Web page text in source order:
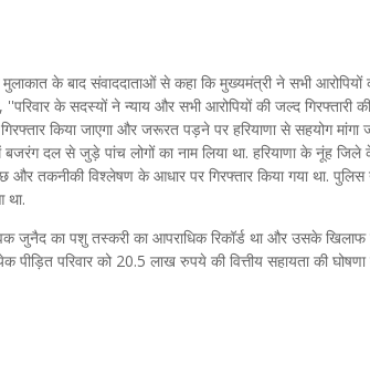
के बाद संवाददाताओं से कहा कि मुख्यमंत्री ने सभी
के सदस्यों ने न्याय और सभी आरोपियों की जल्द गिरफ्तारी
किया जाएगा और जरूरत पड़ने पर हरियाणा से सहयोग
दल से जुड़े पांच लोगों का नाम लिया था. हरियाणा के नूंह जिले
और तकनीकी विश्लेषण के आधार पर गिरफ्तार किया गया था.
था.
जुनैद का पशु तस्करी का आपराधिक रिकॉर्ड था और उसके खिलाफ
परिवार को 20.5 लाख रुपये की वित्तीय सहायता की घोषणा